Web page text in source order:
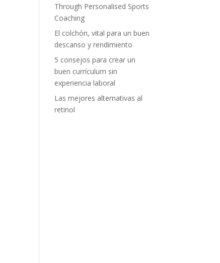
Through Personalised Sports
Coaching
El colchón, vital para un buen
descanso y rendimiento
5 consejos para crear un
buen currículum sin
experiencia laboral
Las mejores alternativas al
retinol